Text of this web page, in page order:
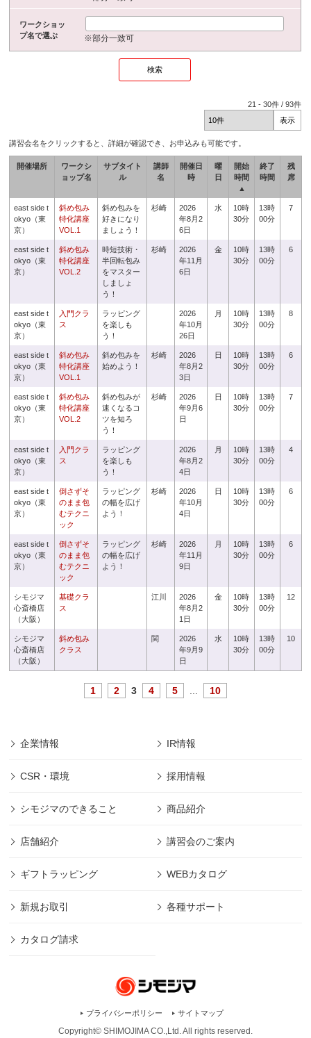
ワークショッ
プ名で選ぶ
※部分一致可
21 -30件 /93件
講習会名をクリックすると、詳細が確認でき、お申込みも可能です。
開催場所
ワークシ
ョップ名
サブタイト
ル
講師
名
開催日
時
曜
日
開始
時間
▲
終了
時間
残
席
east side t
okyo（東
京）
斜め包み
特化講座
VOL.1
斜め包みを
好きになり
ましょう！
杉崎
2026
年8月2
6日
水
10時
30分
13時
00分
7
east side t
okyo（東
京）
斜め包み
特化講座
VOL.2
時短技術・
半回転包み
をマスター
しましょ
う！
杉崎
2026
年11月
6日
金
10時
30分
13時
00分
6
east side t
okyo（東
京）
入門クラ
ス
ラッピング
を楽しも
う！
2026
年10月
26日
月
10時
30分
13時
00分
8
east side t
okyo（東
京）
斜め包み
特化講座
VOL.1
斜め包みを
始めよう！
杉崎
2026
年8月2
3日
日
10時
30分
13時
00分
6
east side t
okyo（東
京）
斜め包み
特化講座
VOL.2
斜め包みが
速くなるコ
ツを知ろ
う！
杉崎
2026
年9月6
日
日
10時
30分
13時
00分
7
east side t
okyo（東
京）
入門クラ
ス
ラッピング
を楽しも
う！
2026
年8月2
4日
月
10時
30分
13時
00分
4
east side t
okyo（東
京）
倒さずそ
のまま包
むテクニ
ック
ラッピング
の幅を広げ
よう！
杉崎
2026
年10月
4日
日
10時
30分
13時
00分
6
east side t
okyo（東
京）
倒さずそ
のまま包
むテクニ
ック
ラッピング
の幅を広げ
よう！
杉崎
2026
年11月
9日
月
10時
30分
13時
00分
6
シモジマ
心斎橋店
（大阪）
基礎クラ
ス
江川
2026
年8月2
1日
金
10時
30分
13時
00分
12
シモジマ
心斎橋店
（大阪）
斜め包み
クラス
関
2026
年9月9
日
水
10時
30分
13時
00分
10
1 2 3 4 5 10
企業情報 IR情報
CSR・環境 採用情報
シモジマのできること 商品紹介
店舗紹介 講習会のご案内
ギフトラッピング WEBカタログ
新規お取引 各種サポート
カタログ請求
プライバシーポリシー サイトマップ
Copyright© SHIMOJIMA CO.,Ltd. All rights reserved.